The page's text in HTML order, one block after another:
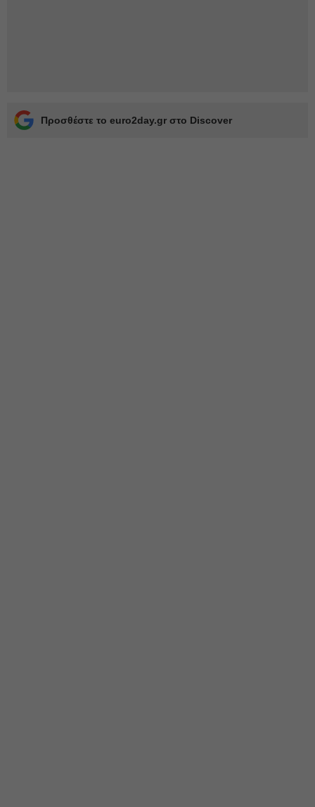
Προσθέστε το euro2day.gr στο Discover